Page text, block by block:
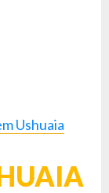
Ushuaia